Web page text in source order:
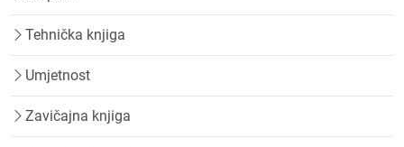
Tehnička knjiga
Umjetnost
Zavičajna knjiga